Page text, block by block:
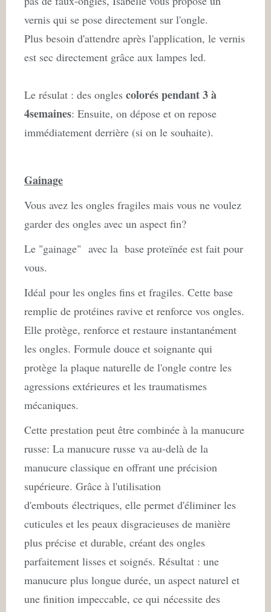
vernis qui se pose directement sur l'ongle.
Plus besoin d'attendre après l'application, le vernis
est sec directement grâce aux lampes led.
Le résulat : des ongles colorés pendant 3 à
4semaines: Ensuite, on dépose et on repose
immédiatement derrière (si on le souhaite).
Gainage
Vous avez les ongles fragiles mais vous ne voulez
garder des ongles avec un aspect fin?
Le "gainage" avec la base proteïnée est fait pour
vous.
Idéal pour les ongles fins et fragiles. Cette base
remplie de protéines ravive et renforce vos ongles.
Elle protège, renforce et restaure instantanément
les ongles. Formule douce et soignante qui
protège la plaque naturelle de l'ongle contre les
agressions extérieures et les traumatismes
mécaniques.
Cette prestation peut être combinée à la manucure
russe: La manucure russe va au-delà de la
manucure classique en offrant une précision
supérieure. Grâce à l'utilisation
d'embouts électriques, elle permet d'éliminer les
cuticules et les peaux disgracieuses de manière
plus précise et durable, créant des ongles
parfaitement lisses et soignés. Résultat : une
manucure plus longue durée, un aspect naturel et
une finition impeccable, ce qui nécessite des